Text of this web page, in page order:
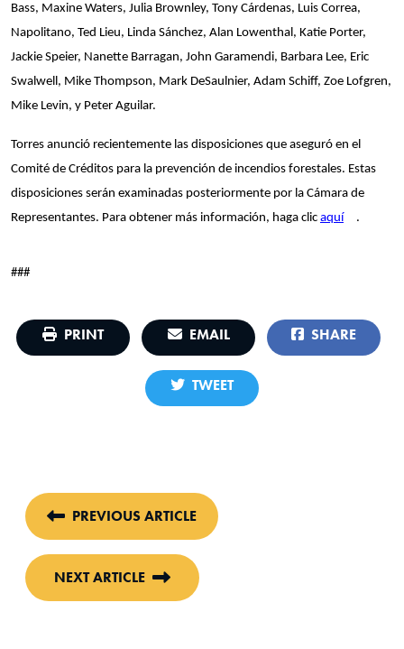
Bass, Maxine Waters, Julia Brownley, Tony Cárdenas, Luis Correa,
Napolitano, Ted Lieu, Linda Sánchez, Alan Lowenthal, Katie Porter,
Jackie Speier, Nanette Barragan, John Garamendi, Barbara Lee, Eric
Swalwell, Mike Thompson, Mark DeSaulnier, Adam Schiff, Zoe Lofgren,
Mike Levin, y Peter Aguilar.
Torres anunció recientemente las disposiciones que aseguró en el
Comité de Créditos para la prevención de incendios forestales. Estas
disposiciones serán examinadas posteriormente por la Cámara de
Representantes. Para obtener más información, haga clic aquí .
###
PRINT EMAIL SHARE
TWEET
PREVIOUS ARTICLE
NEXT ARTICLE